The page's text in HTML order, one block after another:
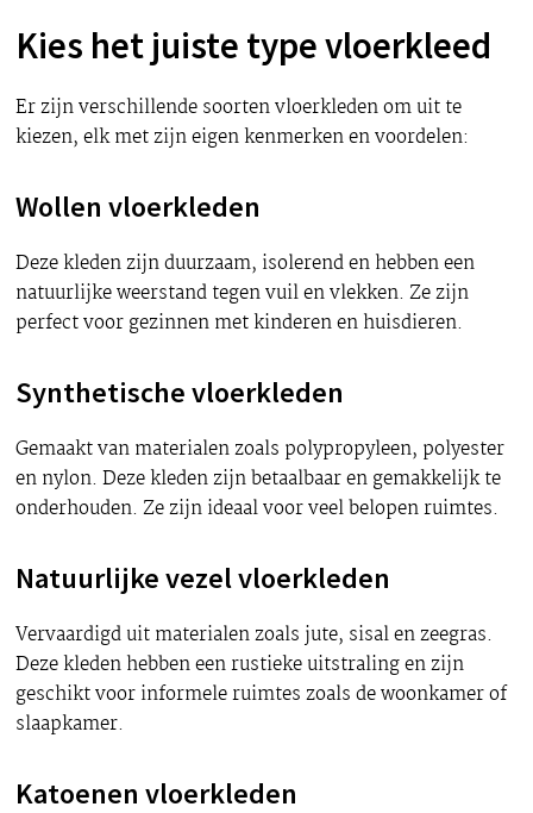
Kies het juiste type vloerkleed
Er zijn verschillende soorten vloerkleden om uit te
kiezen, elk met zijn eigen kenmerken en voordelen:
Wollen vloerkleden
Deze kleden zijn duurzaam, isolerend en hebben een
natuurlijke weerstand tegen vuil en vlekken. Ze zijn
perfect voor gezinnen met kinderen en huisdieren.
Synthetische vloerkleden
Gemaakt van materialen zoals polypropyleen, polyester
en nylon. Deze kleden zijn betaalbaar en gemakkelijk te
onderhouden. Ze zijn ideaal voor veel belopen ruimtes.
Natuurlijke vezel vloerkleden
Vervaardigd uit materialen zoals jute, sisal en zeegras.
Deze kleden hebben een rustieke uitstraling en zijn
geschikt voor informele ruimtes zoals de woonkamer of
slaapkamer.
Katoenen vloerkleden